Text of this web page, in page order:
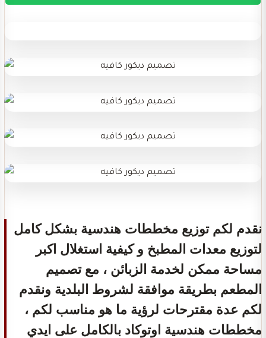
نقدم لكم توزيع مخططات هندسية بشكل كامل
لتوزيع معدات المطبخ و كيفية استغلال اكبر
مساحة ممكن لخدمة الزبائن ، مع تصميم
المطعم بطريقة موافقة لشروط البلدية ونقدم
لكم عدة مقترحات لرؤية ما هو مناسب لكم ،
مخططات هندسية اوتوكاد بالكامل على ايدي